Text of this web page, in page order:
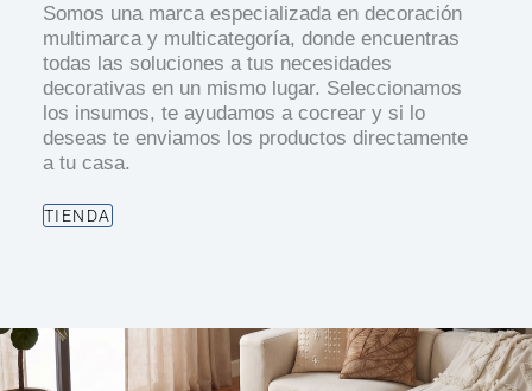
Somos una marca especializada en decoración
multimarca y multicategoría, donde encuentras
todas las soluciones a tus necesidades
decorativas en un mismo lugar. Seleccionamos
los insumos, te ayudamos a cocrear y si lo
deseas te enviamos los productos directamente
a tu casa.
TIENDA